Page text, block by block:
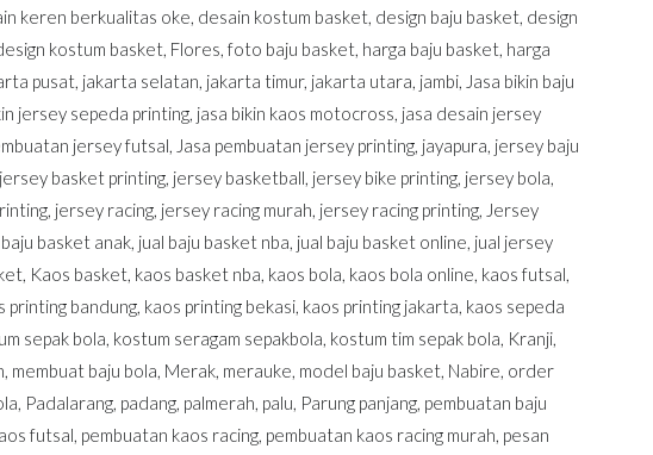
keren berkualitas oke, desain kostum basket, design baju basket, design
kostum basket, Flores, foto baju basket, harga baju basket, harga
pusat, jakarta selatan, jakarta timur, jakarta utara, jambi, Jasa bikin baju
jersey sepeda printing, jasa bikin kaos motocross, jasa desain jersey
jersey futsal, Jasa pembuatan jersey printing, jayapura, jersey baju
jersey basket printing, jersey basketball, jersey bike printing, jersey bola,
, jersey racing, jersey racing murah, jersey racing printing, Jersey
basket anak, jual baju basket nba, jual baju basket online, jual jersey
, Kaos basket, kaos basket nba, kaos bola, kaos bola online, kaos futsal,
printing bandung, kaos printing bekasi, kaos printing jakarta, kaos sepeda
sepak bola, kostum seragam sepakbola, kostum tim sepak bola, Kranji,
, membuat baju bola, Merak, merauke, model baju basket, Nabire, order
, Padalarang, padang, palmerah, palu, Parung panjang, pembuatan baju
futsal, pembuatan kaos racing, pembuatan kaos racing murah, pesan